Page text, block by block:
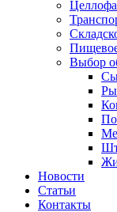
Выбор
Новости
Статьи
Контакты